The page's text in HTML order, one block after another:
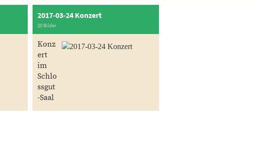
2017-03-24 Konzert
20 Bilder
Konz
ert
im
Schlo
ssgut
-Saal